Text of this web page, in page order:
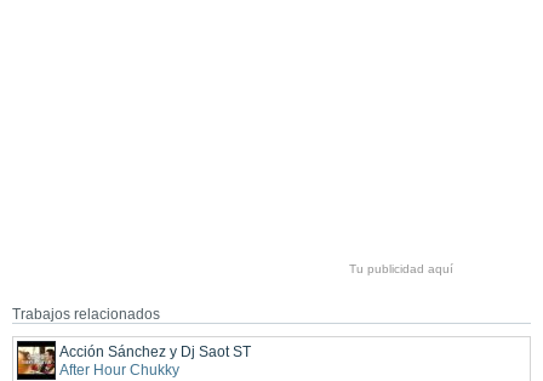
Tu publicidad aquí
Trabajos relacionados
Acción Sánchez y Dj Saot ST
After Hour Chukky